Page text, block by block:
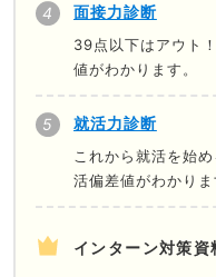
面接力診断
39点以下はアウト
値がわかります。
就活力診断
これから就活を始
活偏差値がわかりま
インターン対策資